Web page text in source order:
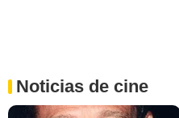
Noticias de cine